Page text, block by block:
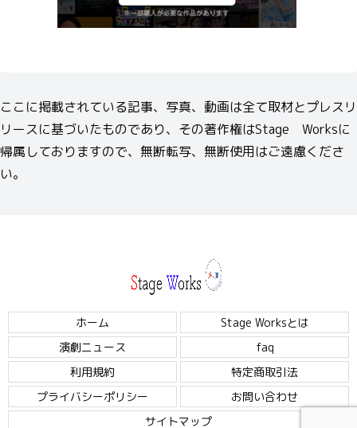
ここに掲載されている記事、写真、動画は全て取材とプレスリ
リースに基づいたものであり、その著作権はStage Worksに
帰属しておりますので、無断転写、無断使用はご遠慮くださ
い。
ホーム
Stage Worksとは
演劇ニュース
faq
利用規約
特定商取引法
プライバシーポリシー
お問い合わせ
サイトマップ